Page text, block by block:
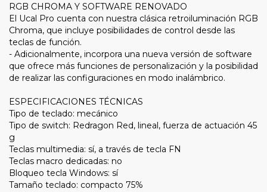
RGB CHROMA Y SOFTWARE RENOVADO
El Ucal Pro cuenta con nuestra clásica retroiluminación RGB
Chroma, que incluye posibilidades de control desde las
teclas de función.
- Adicionalmente, incorpora una nueva versión de software
que ofrece más funciones de personalización y la posibilidad
de realizar las configuraciones en modo inalámbrico.
ESPECIFICACIONES TÉCNICAS
Tipo de teclado: mecánico
Tipo de switch: Redragon Red, lineal, fuerza de actuación 45
g
Teclas multimedia: sí, a través de tecla FN
Teclas macro dedicadas: no
Bloqueo tecla Windows: sí
Tamaño teclado: compacto 75%